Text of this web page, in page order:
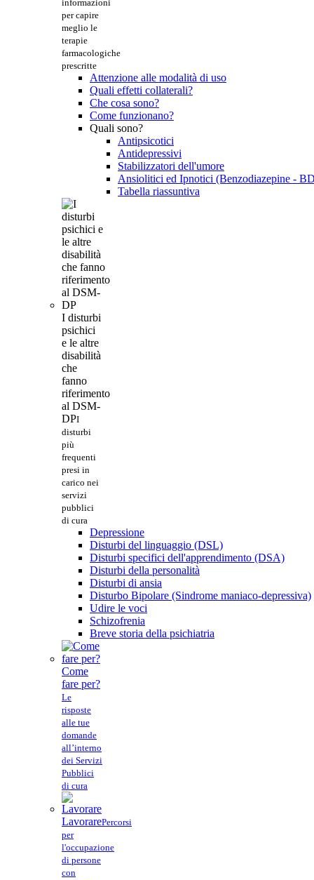
informazioni
per capire
meglio le
terapie
farmacologiche
prescritte
Attenzione alle modalità di uso
Quali effetti collaterali?
Che cosa sono?
Come funzionano?
Quali sono?
Antipsicotici
Antidepressivi
Stabilizzatori dell'umore
Ansiolitici ed Ipnotici (Benzodiazepine -
Tabella riassuntiva
I disturbi
psichici
e le altre
disabilità
che
fanno
riferimento
al DSM-
DPI
disturbi
più
frequenti
presi in
carico nei
servizi
pubblici
di cura
Depressione
Disturbi del linguaggio (DSL)
Disturbi specifici dell'apprendimento (DSA)
Disturbi della personalità
Disturbi di ansia
Disturbo Bipolare (Sindrome maniaco-depressiva)
Udire le voci
Schizofrenia
Breve storia della psichiatria
Come
fare per?
Le
risposte
alle tue
domande
all’interno
dei Servizi
Pubblici
di cura
LavorarePercorsi
per
l'occupazione
di persone
con